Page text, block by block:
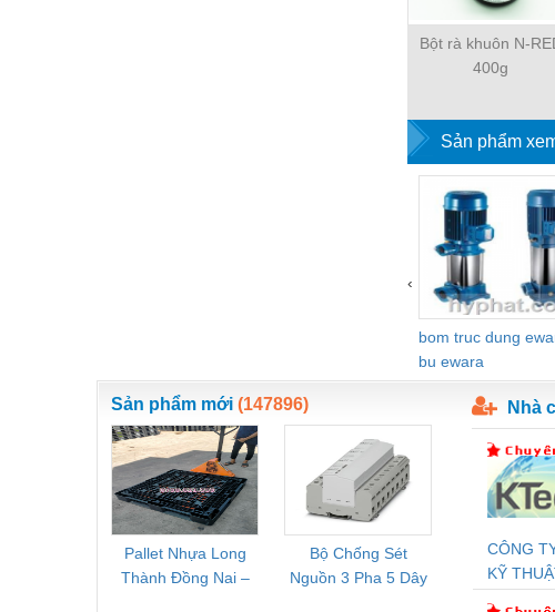
Xe hơi - Phụ tùng
Xe máy - Phụ tùng
Xe tải - phụ tùng
Y khoa - Trang thiết bị
Bột rà khuôn N-
400g
Sản phẩm
bom truc dung
bu ewara
‹
Sản phẩm mới (147896)
Pallet Nhựa Long
Thành Đồng Nai –
Bộ Chống Sét
Nguồn 3 Pha 5 Dây
Rơ Le Đệm An
Phoenix
PSR-PC20-
Nhà
CÔNG
KỸ